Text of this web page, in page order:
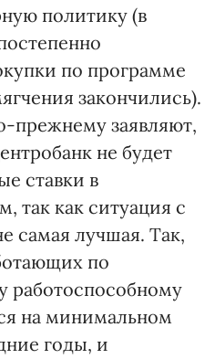
политику (в
по программе
закончились).
прежнему заявляют,
не будет
ставки в
так как ситуация с
самая лучшая. Так,
по
работоспособному
на минимальном
годы, и